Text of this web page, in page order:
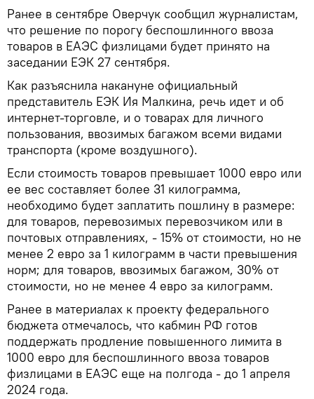
Ранее в сентябре Оверчук сообщил журналистам,
что решение по порогу беспошлинного ввоза
товаров в ЕАЭС физлицами будет принято на
заседании ЕЭК 27 сентября.
Как разъяснила накануне официальный
представитель ЕЭК Ия Малкина, речь идет и об
интернет-торговле, и о товарах для личного
пользования, ввозимых багажом всеми видами
транспорта (кроме воздушного).
Если стоимость товаров превышает 1000 евро или
ее вес составляет более 31 килограмма,
необходимо будет заплатить пошлину в размере:
для товаров, перевозимых перевозчиком или в
почтовых отправлениях, - 15% от стоимости, но не
менее 2 евро за 1 килограмм в части превышения
норм; для товаров, ввозимых багажом, 30% от
стоимости, но не менее 4 евро за килограмм.
Ранее в материалах к проекту федерального
бюджета отмечалось, что кабмин РФ готов
поддержать продление повышенного лимита в
1000 евро для беспошлинного ввоза товаров
физлицами в ЕАЭС еще на полгода - до 1 апреля
2024 года.